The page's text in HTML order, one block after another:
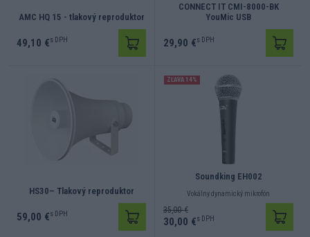
AMC HQ 15 - tlakový reproduktor
49,10 €s DPH
CONNECT IT CMI-8000-BK
YouMic USB
29,90 €s DPH
HS30– Tlakový reproduktor
59,00 €s DPH
ZĽAVA 14%
Soundking EH002
Vokálny dynamický mikrofón
35,00 €
30,00 €s DPH